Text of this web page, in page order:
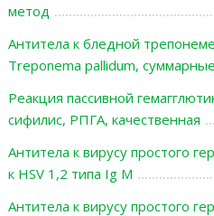
метод
Антитела к бледной
Treponema pallidum,
Реакция пассивной
сифилис, РПГА, качественная
Антитела к вирусу простого
к HSV 1,2 типа Ig М
Антитела к вирусу простого